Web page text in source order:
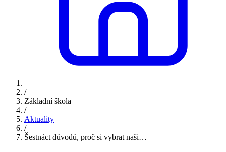
/
Základní škola
/
Aktuality
/
Šestnáct důvodů, proč si vybrat naši…